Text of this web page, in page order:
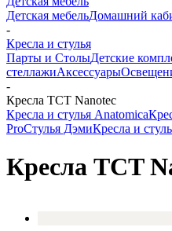
Детская мебельДомашний
-
Кресла и стулья
Парты и СтолыДетские
стеллажиАксессуары
-
Кресла TCT Nanotec
Кресла и стулья Anatomica
ProСтулья ДэмиКресла и
Кресла TCT